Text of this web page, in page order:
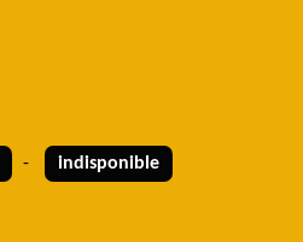
- indisponible